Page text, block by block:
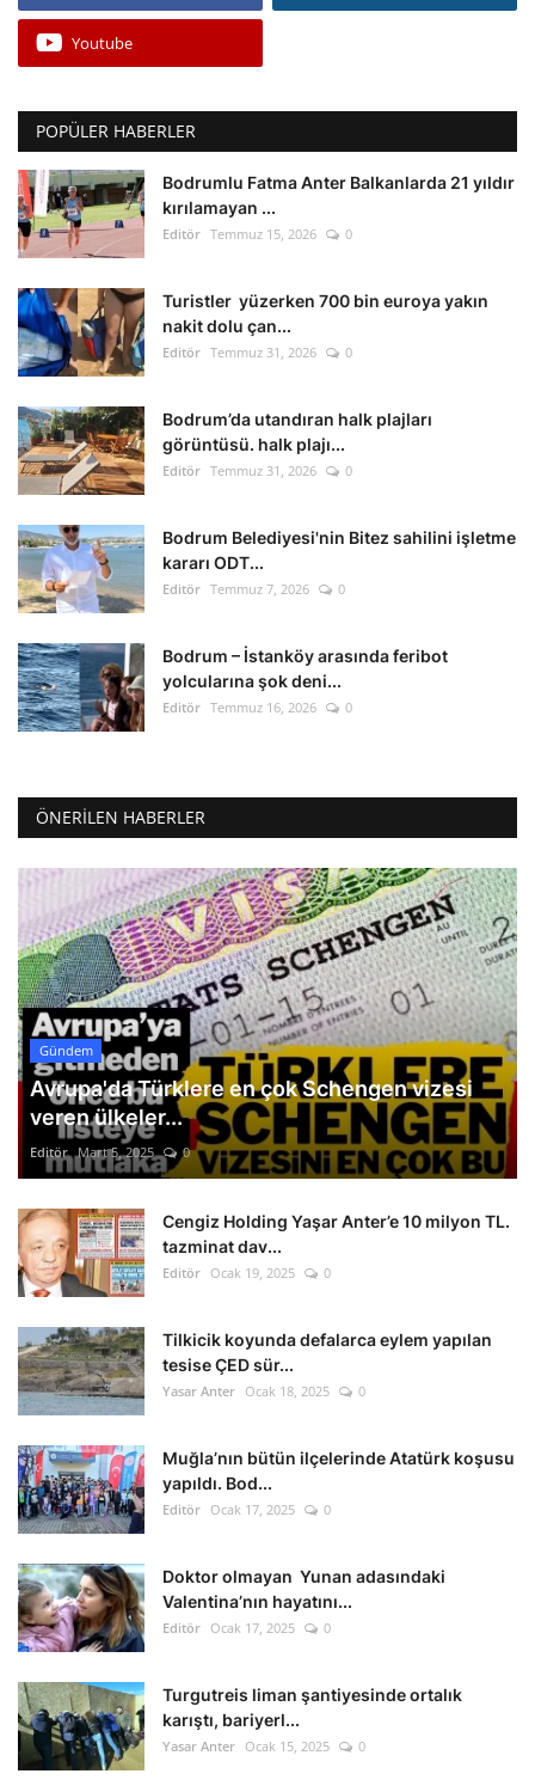
Youtube
POPÜLER HABERLER
Bodrumlu Fatma Anter Balkanlarda 21 yıldır
kırılamayan ...
Editör Temmuz 15, 2026 0
Turistler yüzerken 700 bin euroya yakın
nakit dolu çan...
Editör Temmuz 31, 2026 0
Bodrum’da utandıran halk plajları
görüntüsü. halk plajı...
Editör Temmuz 31, 2026 0
Bodrum Belediyesi'nin Bitez sahilini işletme
kararı ODT...
Editör Temmuz 7, 2026 0
Bodrum – İstanköy arasında feribot
yolcularına şok deni...
Editör Temmuz 16, 2026 0
ÖNERILEN HABERLER
Gündem
Avrupa'da Türklere en çok Schengen vizesi
veren ülkeler...
Editör Mart 5, 2025 0
Cengiz Holding Yaşar Anter’e 10 milyon TL.
tazminat dav...
Editör Ocak 19, 2025 0
Tilkicik koyunda defalarca eylem yapılan
tesise ÇED sür...
Yasar Anter Ocak 18, 2025 0
Muğla’nın bütün ilçelerinde Atatürk koşusu
yapıldı. Bod...
Editör Ocak 17, 2025 0
Doktor olmayan Yunan adasındaki
Valentina’nın hayatını...
Editör Ocak 17, 2025 0
Turgutreis liman şantiyesinde ortalık
karıştı, bariyerl...
Yasar Anter Ocak 15, 2025 0